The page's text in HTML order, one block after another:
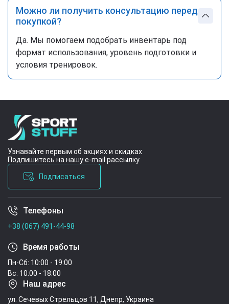
Можно ли получить консультацию перед
покупкой?
Да. Мы помогаем подобрать инвентарь под
формат использования, уровень подготовки и
условия тренировок.
Узнавайте первым об акциях и скидках
Подпишитесь на нашу e-mail рассылку
Подписаться
Условия соглашения
Телефоны
+38 (067) 491-44-98
Время работы
Пн-Сб: 10:00 - 19:00
Вс: 10:00 - 18:00
Наш адрес
ул. Сечевых Стрельцов 11, Днепр, Украина